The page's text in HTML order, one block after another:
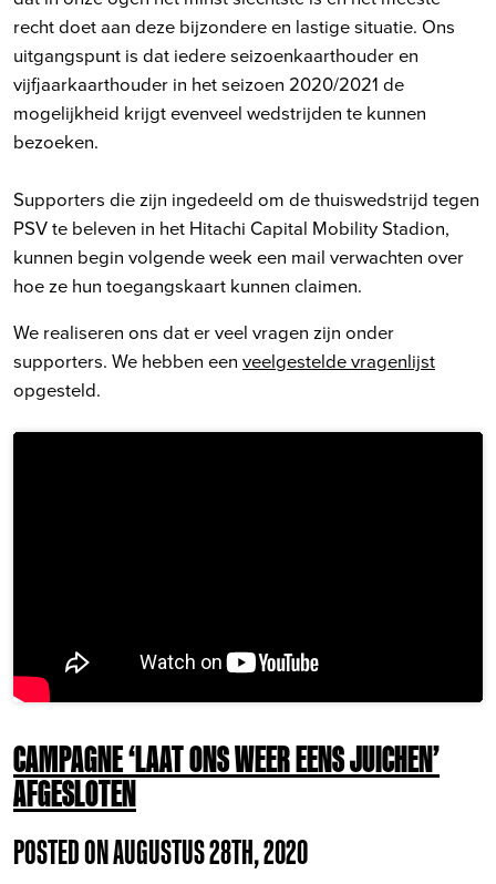
recht doet aan deze bijzondere en lastige situatie. Ons
uitgangspunt is dat iedere seizoenkaarthouder en
vijfjaarkaarthouder in het seizoen 2020/2021 de
mogelijkheid krijgt evenveel wedstrijden te kunnen
bezoeken.
Supporters die zijn ingedeeld om de thuiswedstrijd tegen
PSV te beleven in het Hitachi Capital Mobility Stadion,
kunnen begin volgende week een mail verwachten over
hoe ze hun toegangskaart kunnen claimen.
We realiseren ons dat er veel vragen zijn onder
supporters. We hebben een veelgestelde vragenlijst
opgesteld.
CAMPAGNE ‘LAAT ONS WEER EENS JUICHEN’
AFGESLOTEN
POSTED ON AUGUSTUS 28TH, 2020